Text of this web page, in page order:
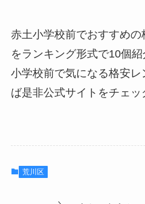
赤土小学校前でおすすめ
をランキング形式で10個
小学校前で気になる格安
ば是非公式サイトをチェッ
荒川区